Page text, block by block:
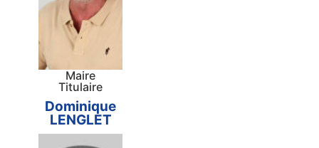
Maire
Titulaire
Dominique
LENGLET